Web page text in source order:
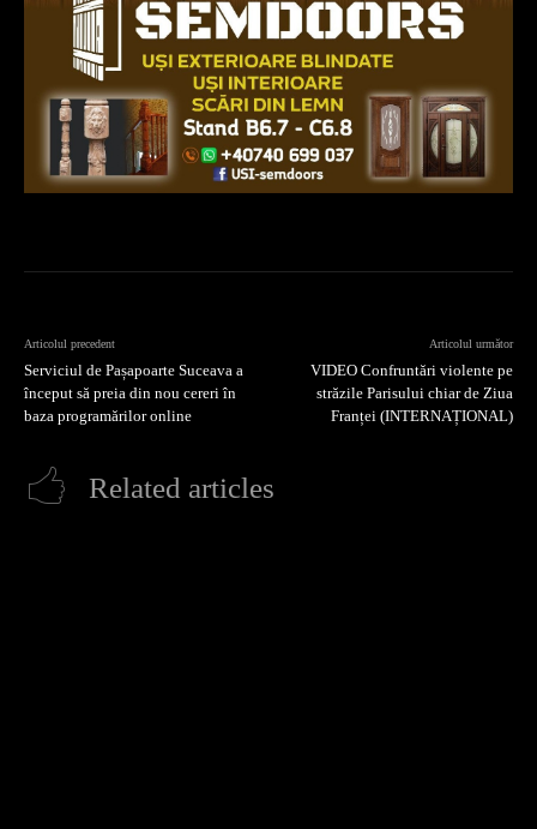
Articolul precedent
Serviciul de Pașapoarte Suceava a
început să preia din nou cereri în
baza programărilor online
Articolul următor
VIDEO Confruntări violente pe
străzile Parisului chiar de Ziua
Franței (INTERNAȚIONAL)
Related articles